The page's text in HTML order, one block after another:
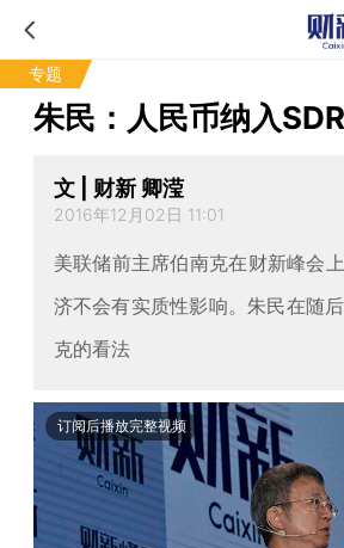
专题
朱民：人民币纳入
文 | 财新 卿滢
2016年12月02日 11:01
美联储前主席伯南克在财新峰会
济不会有实质性影响。朱民在随
克的看法
订阅后播放完整视频